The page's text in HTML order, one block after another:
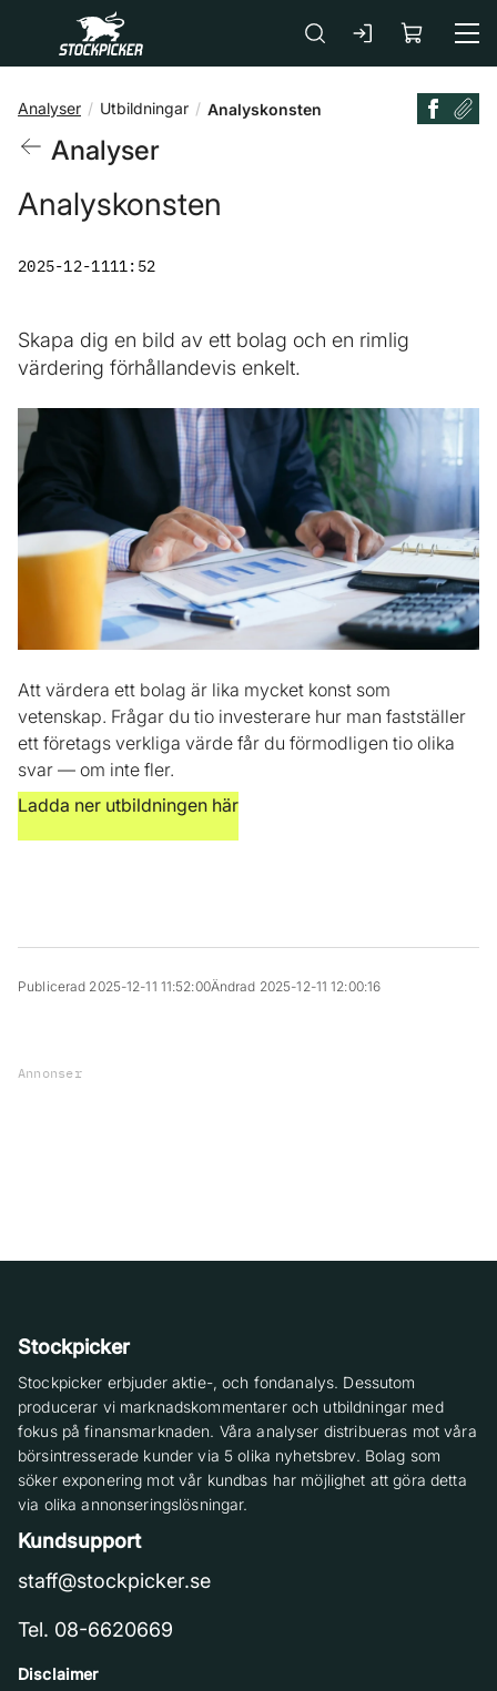
Gå till huvudinnehåll
Analyser Utbildningar Analyskonsten
Analyser
Analyskonsten
2025-12-1111:52
Skapa dig en bild av ett bolag och en rimlig
värdering förhållandevis enkelt.
Att värdera ett bolag är lika mycket konst som
vetenskap. Frågar du tio investerare hur man fastställer
ett företags verkliga värde får du förmodligen tio olika
svar — om inte fler.
Ladda ner utbildningen här
Publicerad 2025-12-11 11:52:00Ändrad 2025-12-11 12:00:16
Annonser
Stockpicker
Stockpicker erbjuder aktie-, och fondanalys. Dessutom
producerar vi marknadskommentarer och utbildningar med
fokus på finansmarknaden. Våra analyser distribueras mot våra
börsintresserade kunder via 5 olika nyhetsbrev. Bolag som
söker exponering mot vår kundbas har möjlighet att göra detta
via olika annonseringslösningar.
Kundsupport
staff@stockpicker.se
Tel. 08-6620669
Disclaimer